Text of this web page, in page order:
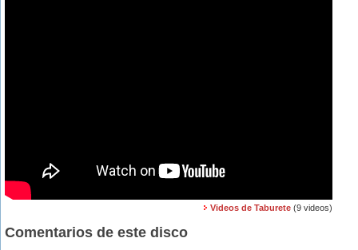
Videos de Taburete (9 videos)
Comentarios de este disco